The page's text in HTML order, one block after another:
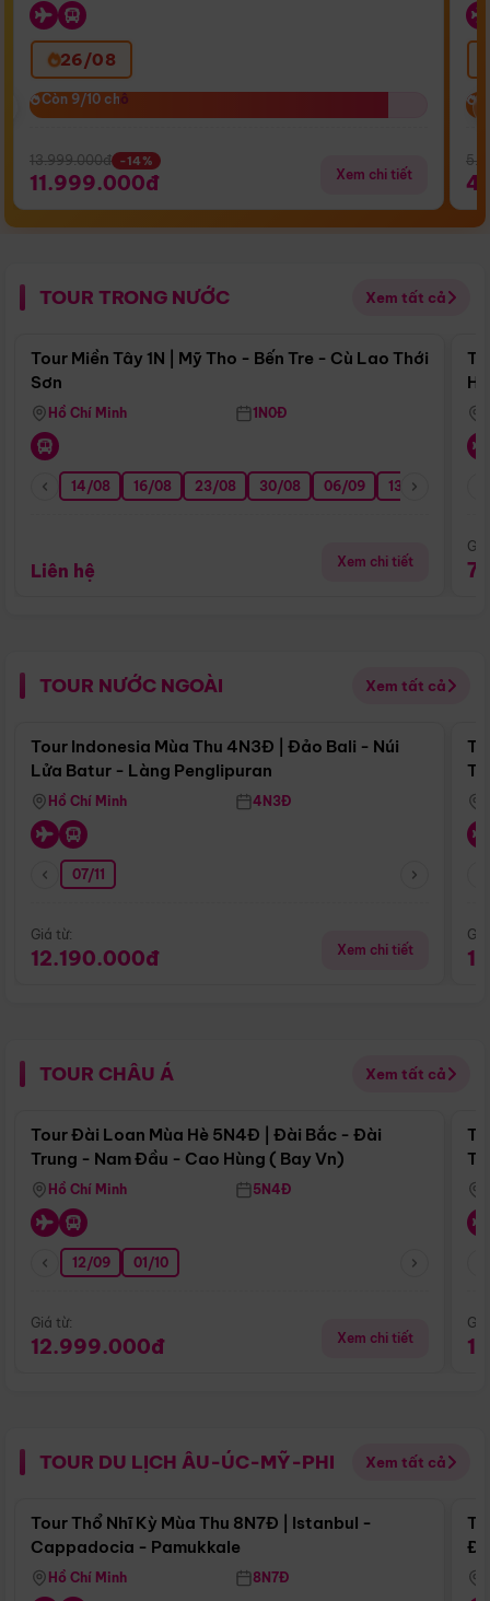
26/08
Còn 9/10 chỗ
Còn 9/10 chỗ
13.999.000đ -14%
11.999.000đ Xem chi tiết
TOUR TRONG NƯỚC Xem tất cả
Điểm nổi bật
Tour Miền Tây 1N | Mỹ Tho - Bến Tre - Cù Lao Thới
Sơn
Hồ Chí Minh 1N0Đ
14/08 16/08 23/08 30/08 06/09 13/09
Liên hệ Xem chi tiết
TOUR NƯỚC NGOÀI Xem tất cả
Điểm nổi bật
Tour Indonesia Mùa Thu 4N3Đ | Đảo Bali - Núi
Lửa Batur - Làng Penglipuran
Hồ Chí Minh 4N3Đ
07/11
Giá từ:
12.190.000đ Xem chi tiết
TOUR CHÂU Á Xem tất cả
Điểm nổi bật
Tour Đài Loan Mùa Hè 5N4Đ | Đài Bắc - Đài
Trung - Nam Đầu - Cao Hùng ( Bay Vn)
Hồ Chí Minh 5N4Đ
12/09 01/10
Giá từ:
12.999.000đ Xem chi tiết
TOUR DU LỊCH ÂU-ÚC-MỸ-PHI Xem tất cả
Điểm nổi bật
Tour Thổ Nhĩ Kỳ Mùa Thu 8N7Đ | Istanbul -
Cappadocia - Pamukkale
Hồ Chí Minh 8N7Đ